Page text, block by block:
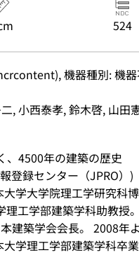
524
機器種別: 機
, 小西泰孝, 鈴木啓, 山田
、4500年の建築の歴史
登録センター（JPRO）)
学大学院理工学研究科
理工学部建築学科助教授
建築学会会長。 2008年
学理工学部建築学科卒